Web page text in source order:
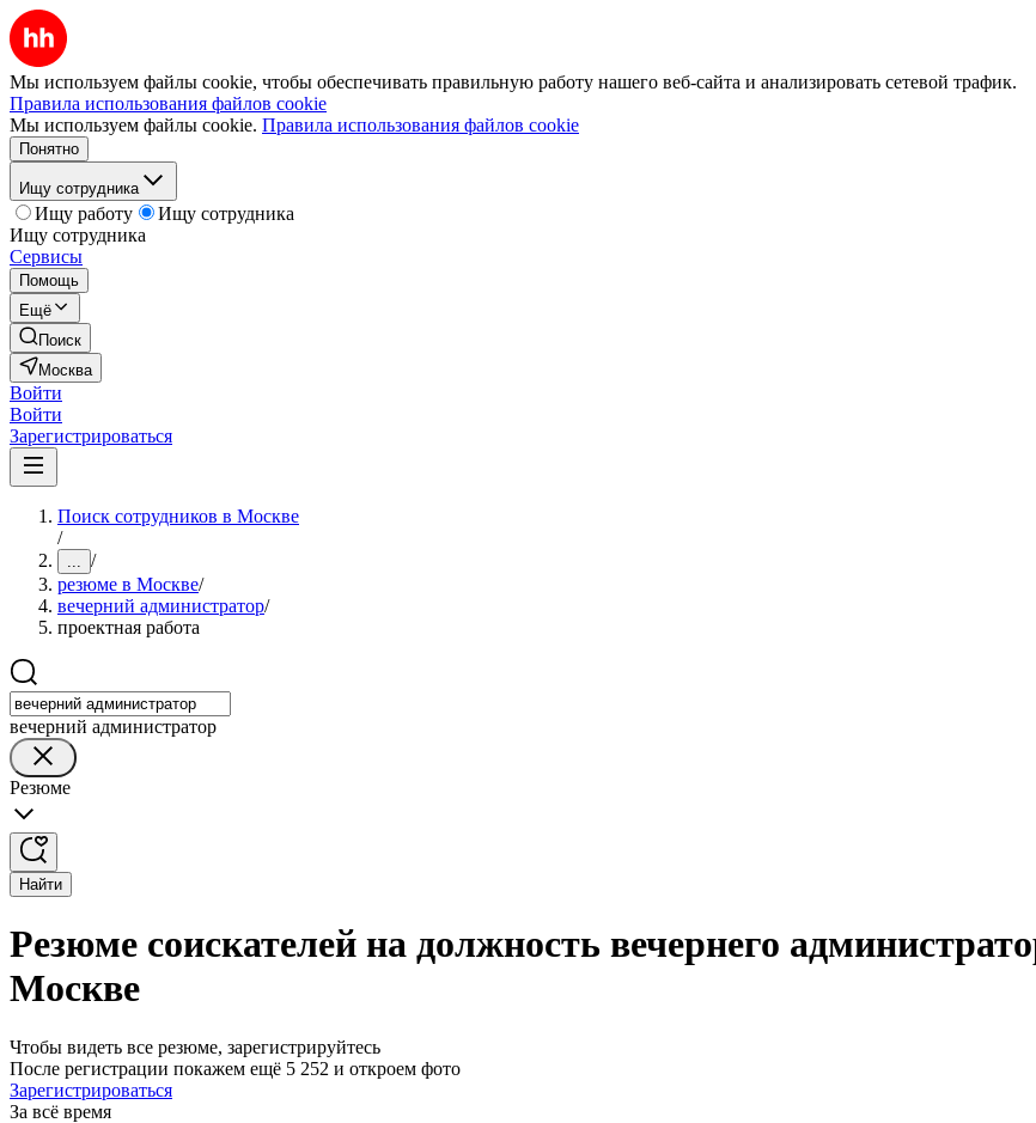
Мы используем файлы cookie, чтобы обеспечивать правильную работу нашего веб-сайта и анализировать сетевой трафик.
Правила использования файлов cookie
Мы используем файлы cookie. Правила использования файлов cookie
Понятно
Ищу сотрудника
Ищу работу
Ищу сотрудника
Ищу сотрудника
Сервисы
Помощь
Ещё
Поиск
Москва
Войти
Войти
Зарегистрироваться
Поиск сотрудников в Москве
/
... /
резюме в Москве/
вечерний администратор/
проектная работа
вечерний администратор
Резюме
Найти
Резюме соискателей на должность вечернего
Москве
Чтобы видеть все резюме, зарегистрируйтесь
После регистрации покажем ещё 5 252 и откроем фото
Зарегистрироваться
За всё время